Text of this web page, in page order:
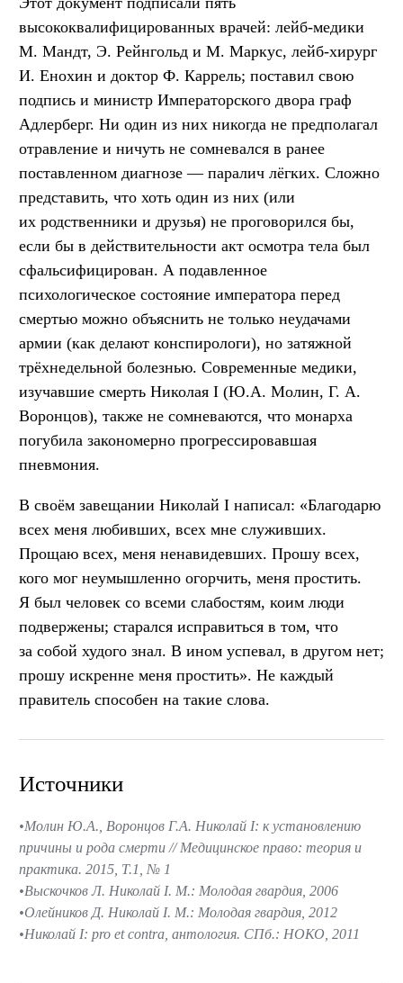
высококвалифицированных врачей: лейб-медики
М. Мандт, Э. Рейнгольд и М. Маркус, лейб-хирург
И. Енохин и доктор Ф. Каррель; поставил свою
подпись и министр Императорского двора граф
Адлерберг. Ни один из них никогда не предполагал
отравление и ничуть не сомневался в ранее
поставленном диагнозе — паралич лёгких. Сложно
представить, что хоть один из них (или
их родственники и друзья) не проговорился бы,
если бы в действительности акт осмотра тела был
сфальсифицирован. А подавленное
психологическое состояние императора перед
смертью можно объяснить не только неудачами
армии (как делают конспирологи), но затяжной
трёхнедельной болезнью. Современные медики,
изучавшие смерть Николая I (Ю.А. Молин, Г. А.
Воронцов), также не сомневаются, что монарха
погубила закономерно прогрессировавшая
пневмония.
В своём завещании Николай I написал: «Благодарю
всех меня любивших, всех мне служивших.
Прощаю всех, меня ненавидевших. Прошу всех,
кого мог неумышленно огорчить, меня простить.
Я был человек со всеми слабостям, коим люди
подвержены; старался исправиться в том, что
за собой худого знал. В ином успевал, в другом нет;
прошу искренне меня простить». Не каждый
правитель способен на такие слова.
Источники
Молин Ю.А., Воронцов Г.А. Николай I: к установлению
причины и рода смерти // Медицинское право: теория и
практика. 2015, Т.1, № 1
Выскочков Л. Николай I. М.: Молодая гвардия, 2006
Олейников Д. Николай I. М.: Молодая гвардия, 2012
Николай I: pro et contra, антология. СПб.: НОКО, 2011